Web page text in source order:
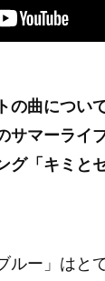
曲につい
サマーライ
グ「キミと
ー」はと